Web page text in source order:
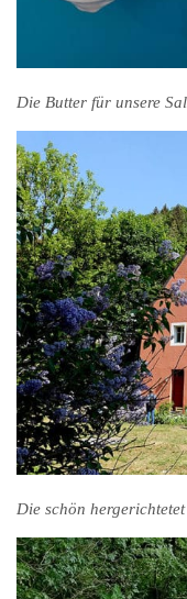
Die Butter für unsere
Die schön